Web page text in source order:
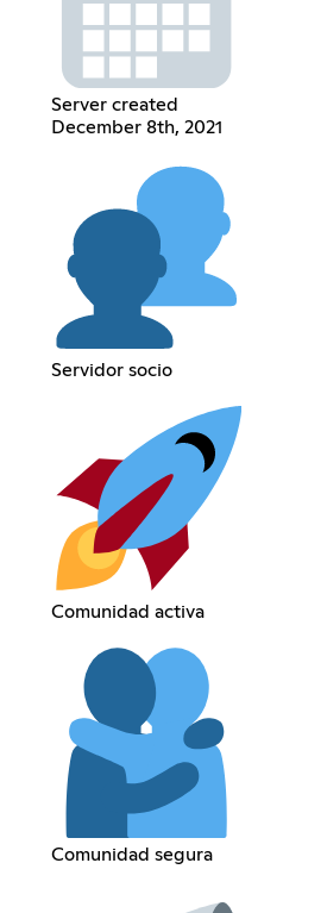
Server created
December 8th, 2021
Servidor socio
Comunidad activa
Comunidad segura